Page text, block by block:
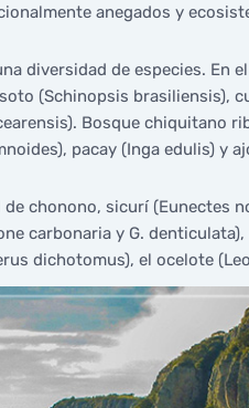
anegados y
diversidad de especies. En
(Schinopsis brasiliensis),
Bosque chiquitano
pacay (Inga edulis) y
chonono, sicurí (Eunectes
carbonaria y G. denticulata),
dichotomus), el ocelote